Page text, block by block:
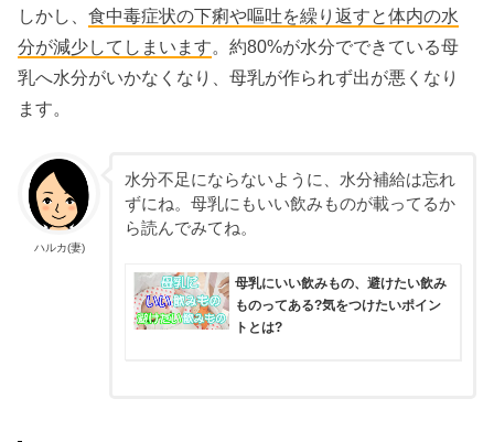
しかし、食中毒症状の下痢や嘔吐を繰り返すと体内の水
分が減少してしまいます。約80%が水分でできている母
乳へ水分がいかなくなり、母乳が作られず出が悪くなり
ます。
ハルカ(妻)
水分不足にならないように、水分補給は忘れ
ずにね。母乳にもいい飲みものが載ってるか
ら読んでみてね。
母乳にいい飲みもの、避けたい飲み
ものってある?気をつけたいポイン
トとは?